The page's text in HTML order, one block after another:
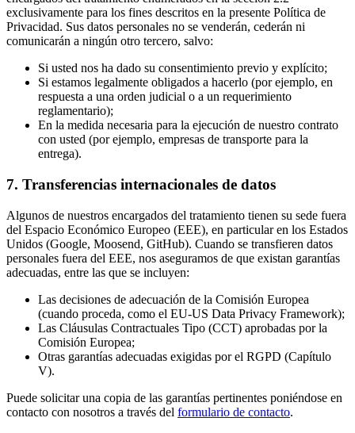
exclusivamente para los fines descritos en la presente Política de
Privacidad. Sus datos personales no se venderán, cederán ni
comunicarán a ningún otro tercero, salvo:
Si usted nos ha dado su consentimiento previo y explícito;
Si estamos legalmente obligados a hacerlo (por ejemplo, en
respuesta a una orden judicial o a un requerimiento
reglamentario);
En la medida necesaria para la ejecución de nuestro contrato
con usted (por ejemplo, empresas de transporte para la
entrega).
7. Transferencias internacionales de datos
Algunos de nuestros encargados del tratamiento tienen su sede fuera
del Espacio Económico Europeo (EEE), en particular en los Estados
Unidos (Google, Moosend, GitHub). Cuando se transfieren datos
personales fuera del EEE, nos aseguramos de que existan garantías
adecuadas, entre las que se incluyen:
Las decisiones de adecuación de la Comisión Europea
(cuando proceda, como el EU-US Data Privacy Framework);
Las Cláusulas Contractuales Tipo (CCT) aprobadas por la
Comisión Europea;
Otras garantías adecuadas exigidas por el RGPD (Capítulo
V).
Puede solicitar una copia de las garantías pertinentes poniéndose en
contacto con nosotros a través del formulario de contacto.